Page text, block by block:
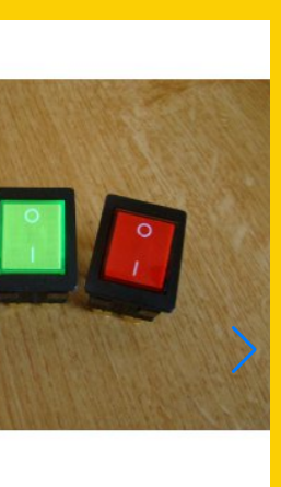
IP 67 16 A 250 VAC - CODE
085